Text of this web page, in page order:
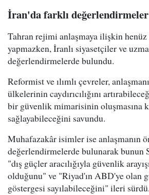
İran'da farklı değerlendirmeler
Tahran rejimi anlaşmaya ilişkin
yapmazken, İranlı siyasetçiler ve
değerlendirmelerde bulundu.
Reformist ve ılımlı çevreler,
ülkelerinin caydırıcılığını
bir güvenlik mimarisinin oluşmasına
sağlayabileceğini savundu.
Muhafazakâr isimler ise anlaşmanın
değerlendirmelerde bulunarak bunun
"dış güçler aracılığıyla güvenlik
olduğunu" ve "Riyad'ın ABD'ye olan
göstergesi sayılabileceğini" ileri sürdü.